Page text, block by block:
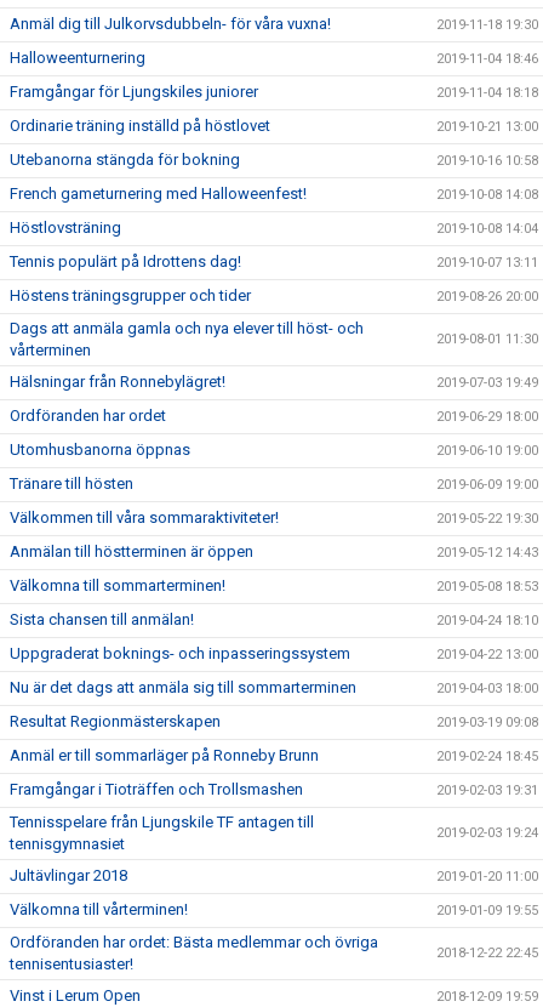
Anmäl dig till Julkorvsdubbeln- för våra vuxna! 2019-11-18 19:30
Halloweenturnering 2019-11-04 18:46
Framgångar för Ljungskiles juniorer 2019-11-04 18:18
Ordinarie träning inställd på höstlovet 2019-10-21 13:00
Utebanorna stängda för bokning 2019-10-16 10:58
French gameturnering med Halloweenfest! 2019-10-08 14:08
Höstlovsträning 2019-10-08 14:04
Tennis populärt på Idrottens dag! 2019-10-07 13:11
Höstens träningsgrupper och tider 2019-08-26 20:00
Dags att anmäla gamla och nya elever till höst- och
vårterminen
2019-08-01 11:30
Hälsningar från Ronnebylägret! 2019-07-03 19:49
Ordföranden har ordet 2019-06-29 18:00
Utomhusbanorna öppnas 2019-06-10 19:00
Tränare till hösten 2019-06-09 19:00
Välkommen till våra sommaraktiviteter! 2019-05-22 19:30
Anmälan till höstterminen är öppen 2019-05-12 14:43
Välkomna till sommarterminen! 2019-05-08 18:53
Sista chansen till anmälan! 2019-04-24 18:10
Uppgraderat boknings- och inpasseringssystem 2019-04-22 13:00
Nu är det dags att anmäla sig till sommarterminen 2019-04-03 18:00
Resultat Regionmästerskapen 2019-03-19 09:08
Anmäl er till sommarläger på Ronneby Brunn 2019-02-24 18:45
Framgångar i Tioträffen och Trollsmashen 2019-02-03 19:31
Tennisspelare från Ljungskile TF antagen till
tennisgymnasiet
2019-02-03 19:24
Jultävlingar 2018 2019-01-20 11:00
Välkomna till vårterminen! 2019-01-09 19:55
Ordföranden har ordet: Bästa medlemmar och övriga
tennisentusiaster!
2018-12-22 22:45
Vinst i Lerum Open 2018-12-09 19:59